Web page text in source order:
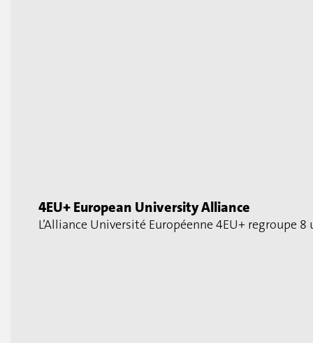
4EU+ European University Alliance
L’Alliance Université Européenne 4EU+